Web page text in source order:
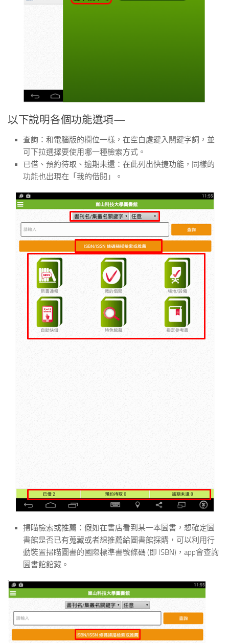
以下說明各個功能選項—
查詢：和電腦版的欄位一樣，在空白處鍵入關鍵字詞，並
可下拉選擇要使用哪一種檢索方式。
已借、預約待取、逾期未還：在此列出快捷功能，同樣的
功能也出現在「我的借閱」。
掃瞄檢索或推薦：假如在書店看到某一本圖書，想確定圖
書館是否已有蒐藏或者想推薦給圖書館採購，可以利用行
動裝置掃瞄圖書的國際標準書號條碼 (即 ISBN)，app會查詢
圖書館館藏。